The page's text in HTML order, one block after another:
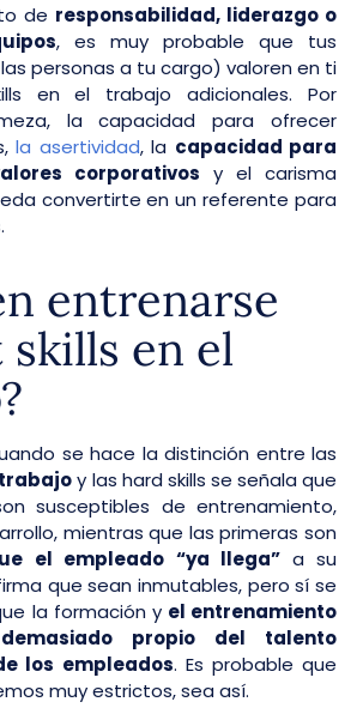
de responsabilidad, liderazgo o
, es muy probable que tus
personas a tu cargo) valoren en ti
en el trabajo adicionales. Por
la capacidad para ofrecer
la asertividad, la capacidad para
corporativos y el carisma
convertirte en un referente para
entrenarse
skills en el
se hace la distinción entre las
y las hard skills se señala que
susceptibles de entrenamiento,
mientras que las primeras son
el empleado “ya llega” a su
que sean inmutables, pero sí se
la formación y el entrenamiento
propio del talento
los empleados. Es probable que
muy estrictos, sea así.